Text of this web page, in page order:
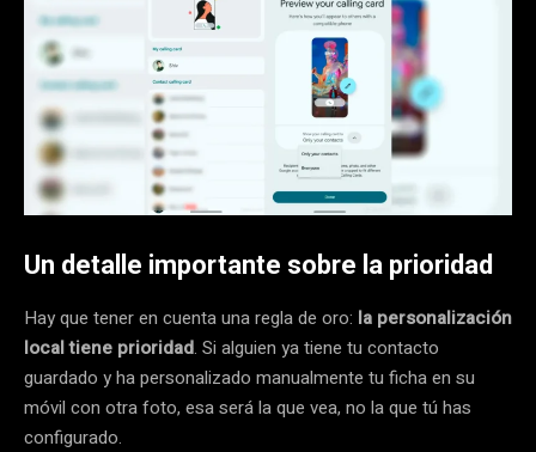
Un detalle importante sobre la prioridad
Hay que tener en cuenta una regla de oro: la personalización
local tiene prioridad. Si alguien ya tiene tu contacto
guardado y ha personalizado manualmente tu ficha en su
móvil con otra foto, esa será la que vea, no la que tú has
configurado.